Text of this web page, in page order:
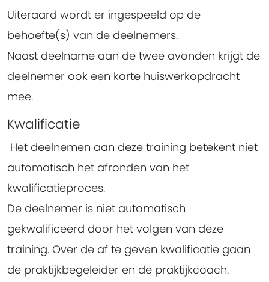
Uiteraard wordt er ingespeeld op de
behoefte(s) van de deelnemers.
Naast deelname aan de twee avonden krijgt de
deelnemer ook een korte huiswerkopdracht
mee.
Kwalificatie
Het deelnemen aan deze training betekent niet
automatisch het afronden van het
kwalificatieproces.
De deelnemer is niet automatisch
gekwalificeerd door het volgen van deze
training. Over de af te geven kwalificatie gaan
de praktijkbegeleider en de praktijkcoach.